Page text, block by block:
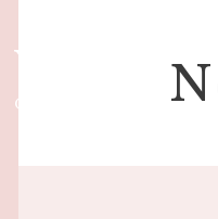
YUA
OFFICIAL WEBSITE